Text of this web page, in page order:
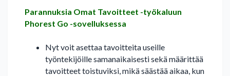
Parannuksia Omat Tavoitteet -työkaluun
Phorest Go -sovelluksessa
Nyt voit asettaa tavoitteita useille
työntekijöille samanaikaisesti sekä määrittää
tavoitteet toistuviksi, mikä säästää aikaa, kun